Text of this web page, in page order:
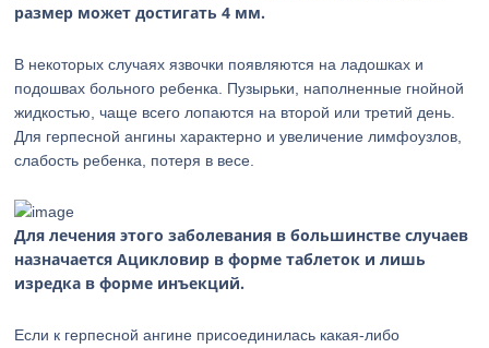
размер может достигать 4 мм.
В некоторых случаях язвочки появляются на ладошках и
подошвах больного ребенка. Пузырьки, наполненные гнойной
жидкостью, чаще всего лопаются на второй или третий день.
Для герпесной ангины характерно и увеличение лимфоузлов,
слабость ребенка, потеря в весе.
Для лечения этого заболевания в большинстве случаев
назначается Ацикловир в форме таблеток и лишь
изредка в форме инъекций.
Если к герпесной ангине присоединилась какая-либо